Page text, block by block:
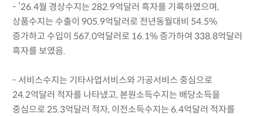
- ’26.4월 경상수지는 282.9억달러 흑자를 기록하였으며,
상품수지는 수출이 905.9억달러로 전년동월대비 54.5%
증가하고 수입이 567.0억달러로 16.1% 증가하여 338.8억달러
흑자를 보였음.
- 서비스수지는 기타사업서비스와 가공서비스 중심으로
24.2억달러 적자를 나타냈고, 본원소득수지는 배당소득을
중심으로 25.3억달러 적자, 이전소득수지는 6.4억달러 적자를